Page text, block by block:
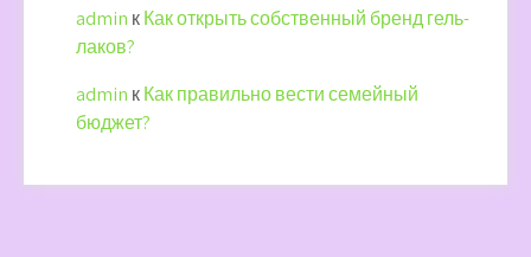
admin кКак открыть собственный бренд гель-
лаков?
admin кКак правильно вести семейный
бюджет?